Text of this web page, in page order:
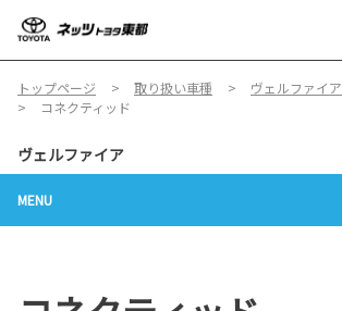
トップページ 取り扱い車種
ヴェルファイア
コネクティッド
ヴェルファイア
MENU